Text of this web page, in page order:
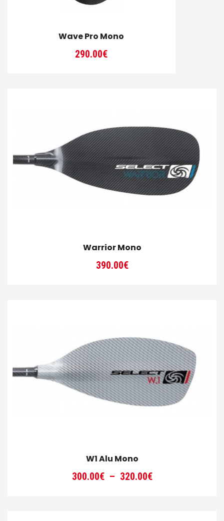
Wave Pro Mono
290.00€
Warrior Mono
390.00€
W1 Alu Mono
300.00€ – 320.00€Plage